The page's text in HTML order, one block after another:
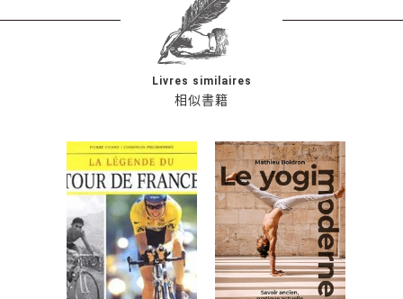
相似書籍
Livres similaires